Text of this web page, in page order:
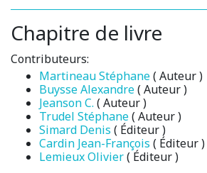
Chapitre de livre
Contributeurs:
Martineau Stéphane( Auteur )
Buysse Alexandre( Auteur )
Jeanson C. ( Auteur )
Trudel Stéphane( Auteur )
Simard Denis ( Éditeur )
Cardin Jean-François ( Éditeur )
Lemieux Olivier( Éditeur )